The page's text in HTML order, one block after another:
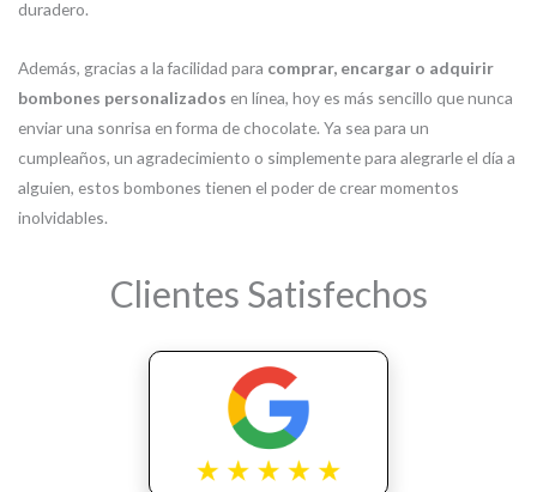
duradero.
Además, gracias a la facilidad para comprar, encargar o adquirir
bombones personalizados en línea, hoy es más sencillo que nunca
enviar una sonrisa en forma de chocolate. Ya sea para un
cumpleaños, un agradecimiento o simplemente para alegrarle el día a
alguien, estos bombones tienen el poder de crear momentos
inolvidables.
Clientes Satisfechos